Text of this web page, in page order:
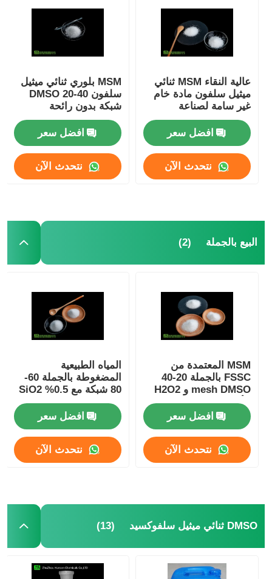
عالية النقاء MSM ثنائي
ميثيل سلفون مادة خام
غير سامة لصناعة
مستحضرات التجميل
افضل سعر
نتحدث الآن
MSM بلوري ثنائي ميثيل
سلفون DMSO 20-40
شبكة بدون رائحة
الكبريت للطعام
افضل سعر
نتحدث الآن
البيع بالجملة (2)
MSM المعتمدة من
FSSC بالجملة 20-40
mesh DMSO و H2O2
الأكسدة والتوليف MSM
افضل سعر
نتحدث الآن
المياه الطبيعية
المضغوطة بالجملة 60-
80 شبكة مع 0.5% SiO2
Hotsale In Europe
Suitalle For
Sportsman
افضل سعر
نتحدث الآن
DMSO ثنائي ميثيل سلفوكسيد (13)